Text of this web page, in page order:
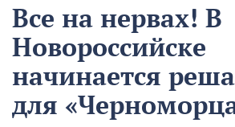
Все на нервах! В
Новороссийске
начинается
для